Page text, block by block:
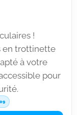
!
en trottinette
à votre
pour